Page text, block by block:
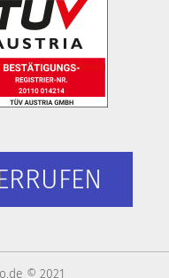
© 2021